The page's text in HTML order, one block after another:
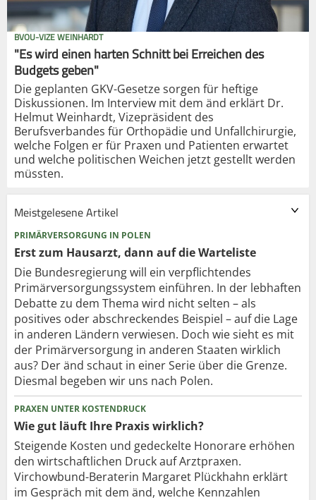
BVOU-VIZE WEINHARDT
"Es wird einen harten Schnitt bei Erreichen des
Budgets geben"
Die geplanten GKV-Gesetze sorgen für heftige
Diskussionen. Im Interview mit dem änd erklärt Dr.
Helmut Weinhardt, Vizepräsident des
Berufsverbandes für Orthopädie und Unfallchirurgie,
welche Folgen er für Praxen und Patienten erwartet
und welche politischen Weichen jetzt gestellt werden
müssten.
Meistgelesene Artikel
PRIMÄRVERSORGUNG IN POLEN
Erst zum Hausarzt, dann auf die Warteliste
Die Bundesregierung will ein verpflichtendes
Primärversorgungssystem einführen. In der lebhaften
Debatte zu dem Thema wird nicht selten – als
positives oder abschreckendes Beispiel – auf die Lage
in anderen Ländern verwiesen. Doch wie sieht es mit
der Primärversorgung in anderen Staaten wirklich
aus? Der änd schaut in einer Serie über die Grenze.
Diesmal begeben wir uns nach Polen.
PRAXEN UNTER KOSTENDRUCK
Wie gut läuft Ihre Praxis wirklich?
Steigende Kosten und gedeckelte Honorare erhöhen
den wirtschaftlichen Druck auf Arztpraxen.
Virchowbund-Beraterin Margaret Plückhahn erklärt
im Gespräch mit dem änd, welche Kennzahlen